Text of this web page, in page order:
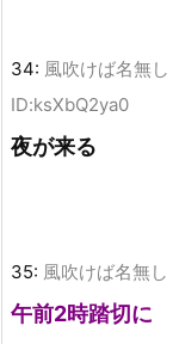
34: 風吹けば名無し
ID:ksXbQ2ya0
夜が来る
35: 風吹けば名無し
午前2時踏切に